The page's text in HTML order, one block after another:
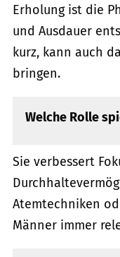
Erholung ist die
und Ausdauer
kurz, kann auch
bringen.
Welche Rolle
Sie verbessert
Atemtechniken
Männer immer